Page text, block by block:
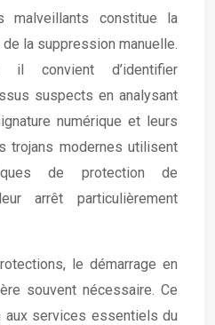
malveillants constitue la
la suppression manuelle.
il convient d’identifier
suspects en analysant
numérique et leurs
trojans modernes utilisent
de protection de
arrêt particulièrement
le démarrage en
souvent nécessaire. Ce
aux services essentiels du